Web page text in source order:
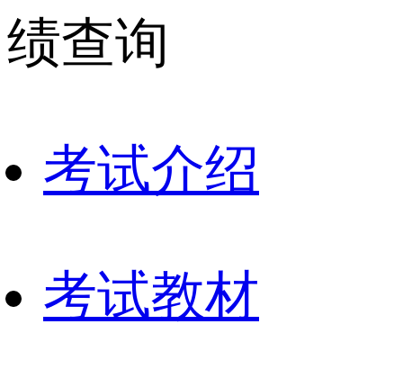
绩查询
考试介绍
考试教材